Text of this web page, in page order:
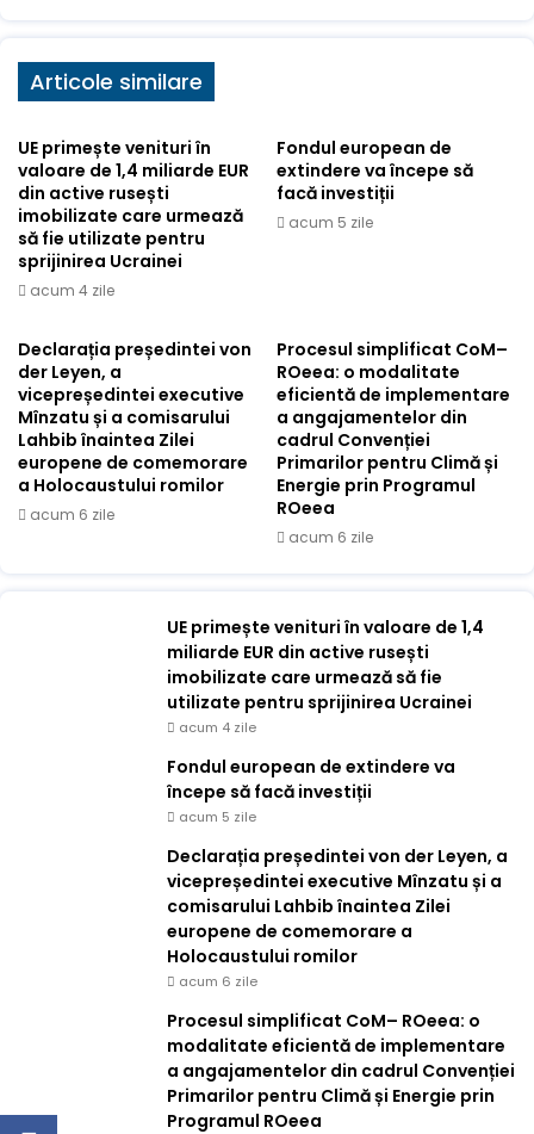
Articole similare
UE primește venituri în
valoare de 1,4 miliarde EUR
din active rusești
imobilizate care urmează
să fie utilizate pentru
sprijinirea Ucrainei
acum 4 zile
Fondul european de
extindere va începe să
facă investiții
acum 5 zile
Declarația președintei von
der Leyen, a
vicepreședintei executive
Mînzatu și a comisarului
Lahbib înaintea Zilei
europene de comemorare
a Holocaustului romilor
acum 6 zile
Procesul simplificat CoM–
ROeea: o modalitate
eficientă de implementare
a angajamentelor din
cadrul Convenției
Primarilor pentru Climă și
Energie prin Programul
ROeea
acum 6 zile
UE primește venituri în valoare de 1,4
miliarde EUR din active rusești
imobilizate care urmează să fie
utilizate pentru sprijinirea Ucrainei
acum 4 zile
Fondul european de extindere va
începe să facă investiții
acum 5 zile
Declarația președintei von der Leyen, a
vicepreședintei executive Mînzatu și a
comisarului Lahbib înaintea Zilei
europene de comemorare a
Holocaustului romilor
acum 6 zile
Procesul simplificat CoM– ROeea: o
modalitate eficientă de implementare
a angajamentelor din cadrul Convenției
Primarilor pentru Climă și Energie prin
Programul ROeea